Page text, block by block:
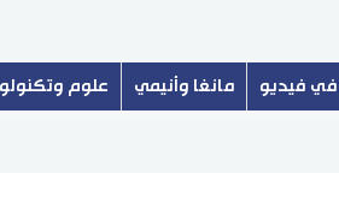
في فيديو مانغا وأنيمي علوم